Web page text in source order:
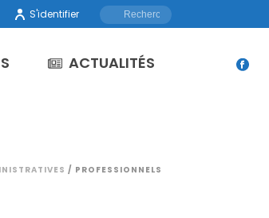
S'identifier
ACTUALITÉS
/ PROFESSIONNELS